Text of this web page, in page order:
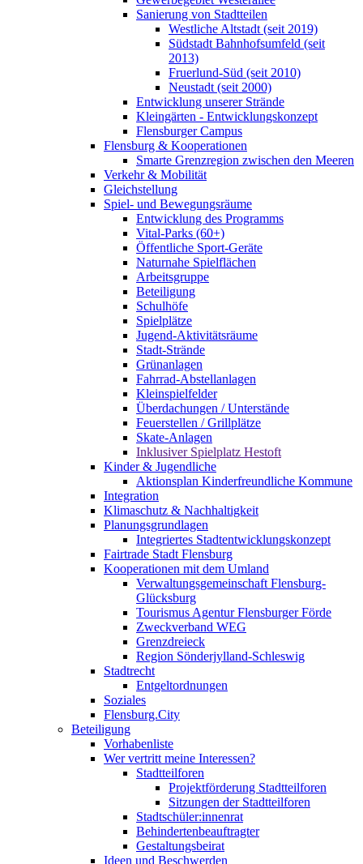
Sanierung von Stadtteilen
Westliche Altstadt (seit 2019)
Südstadt Bahnhofsumfeld (seit
2013)
Fruerlund-Süd (seit 2010)
Neustadt (seit 2000)
Entwicklung unserer Strände
Kleingärten - Entwicklungskonzept
Flensburger Campus
Flensburg & Kooperationen
Smarte Grenzregion zwischen den Meeren
Verkehr & Mobilität
Gleichstellung
Spiel- und Bewegungsräume
Entwicklung des Programms
Vital-Parks (60+)
Öffentliche Sport-Geräte
Naturnahe Spielflächen
Arbeitsgruppe
Beteiligung
Schulhöfe
Spielplätze
Jugend-Aktivitätsräume
Stadt-Strände
Grünanlagen
Fahrrad-Abstellanlagen
Kleinspielfelder
Überdachungen / Unterstände
Feuerstellen / Grillplätze
Skate-Anlagen
Inklusiver Spielplatz Hestoft
Kinder & Jugendliche
Aktionsplan Kinderfreundliche Kommune
Integration
Klimaschutz & Nachhaltigkeit
Planungsgrundlagen
Integriertes Stadtentwicklungskonzept
Fairtrade Stadt Flensburg
Kooperationen mit dem Umland
Verwaltungsgemeinschaft Flensburg-
Glücksburg
Tourismus Agentur Flensburger Förde
Zweckverband WEG
Grenzdreieck
Region Sönderjylland-Schleswig
Stadtrecht
Entgeltordnungen
Soziales
Flensburg.City
Beteiligung
Vorhabenliste
Wer vertritt meine Interessen?
Stadtteilforen
Projektförderung Stadtteilforen
Sitzungen der Stadtteilforen
Stadtschüler:innenrat
Behindertenbeauftragter
Gestaltungsbeirat
Ideen und Beschwerden